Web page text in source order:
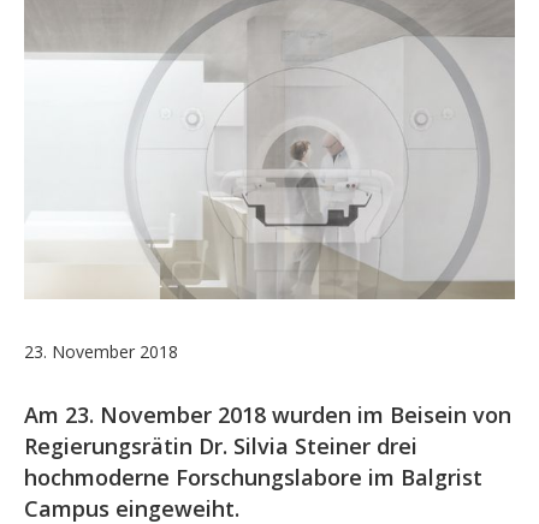
23. November 2018
Am 23. November 2018 wurden im Beisein von
Regierungsrätin Dr. Silvia Steiner drei
hochmoderne Forschungslabore im Balgrist
Campus eingeweiht.